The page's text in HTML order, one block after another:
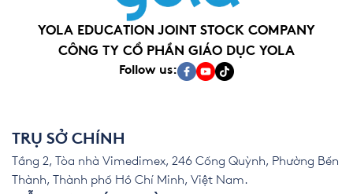
YOLA EDUCATION JOINT STOCK COMPANY
CÔNG TY CỔ PHẦN GIÁO DỤC YOLA
Follow us:
TRỤ SỞ CHÍNH
Tầng 2, Tòa nhà Vimedimex, 246 Cống Quỳnh, Phường Bến
Thành, Thành phố Hồ Chí Minh, Việt Nam.